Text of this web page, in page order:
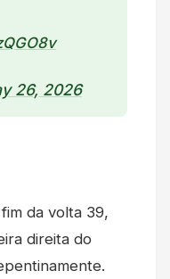
26, 2026
da volta 39,
direita do